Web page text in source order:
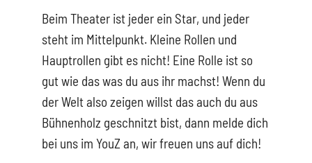
Beim Theater ist jeder ein Star, und jeder
steht im Mittelpunkt. Kleine Rollen und
Hauptrollen gibt es nicht! Eine Rolle ist so
gut wie das was du aus ihr machst! Wenn du
der Welt also zeigen willst das auch du aus
Bühnenholz geschnitzt bist, dann melde dich
bei uns im YouZ an, wir freuen uns auf dich!